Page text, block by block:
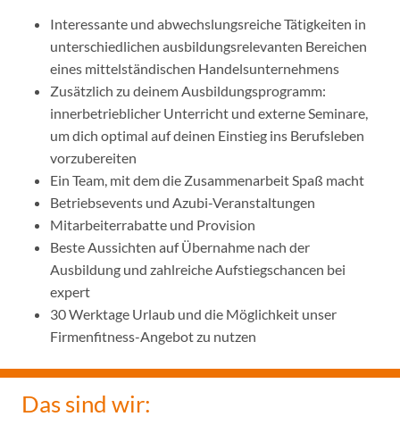
Interessante und abwechslungsreiche Tätigkeiten in
unterschiedlichen ausbildungsrelevanten Bereichen
eines mittelständischen Handelsunternehmens
Zusätzlich zu deinem Ausbildungsprogramm:
innerbetrieblicher Unterricht und externe Seminare,
um dich optimal auf deinen Einstieg ins Berufsleben
vorzubereiten
Ein Team, mit dem die Zusammenarbeit Spaß macht
Betriebsevents und Azubi-Veranstaltungen
Mitarbeiterrabatte und Provision
Beste Aussichten auf Übernahme nach der
Ausbildung und zahlreiche Aufstiegschancen bei
expert
30 Werktage Urlaub und die Möglichkeit unser
Firmenfitness-Angebot zu nutzen
Das sind wir: